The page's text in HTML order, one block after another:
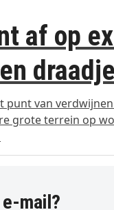
af op
draadje
van
grote terrein op
mail?